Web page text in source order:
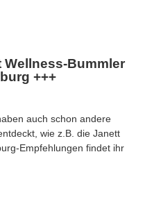
Wellness-Bummler
+++
auch schon andere
wie z.B. die Janett
Empfehlungen findet ihr